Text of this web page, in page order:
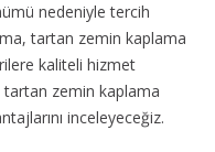
nedeniyle tercih
tartan zemin kaplama
kaliteli hizmet
tartan zemin kaplama
inceleyeceğiz.